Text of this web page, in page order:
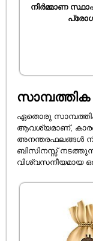
നിർമ്മാണ
ഏതൊരു
ആവശ്യമാണ്,
അനന്തരഫലങ്ങൾ
ബിസിനസ്സ്
വിശ്വസനീയമായ